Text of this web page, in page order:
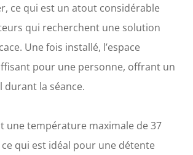
retiré lorsqu'il n'est pas
utilisé et simplement plié
nettoyage faciles.
【Détoxification et
aident à détoxifier le corps,
purifier la peau, à
régénérer les muscles, à
ce qui est un atout considérable
qui recherchent une solution
Une fois installé, l’espace
pour une personne, offrant un
la séance.
une température maximale de 37
ce qui est idéal pour une détente